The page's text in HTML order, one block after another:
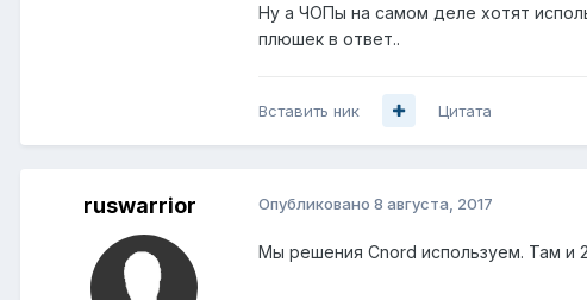
Ну а ЧОПы на самом деле хотят
плюшек в ответ..
Вставить ник Цитата
ruswarrior Опубликовано 8 августа, 2017
Мы решения Cnord используем. Там и